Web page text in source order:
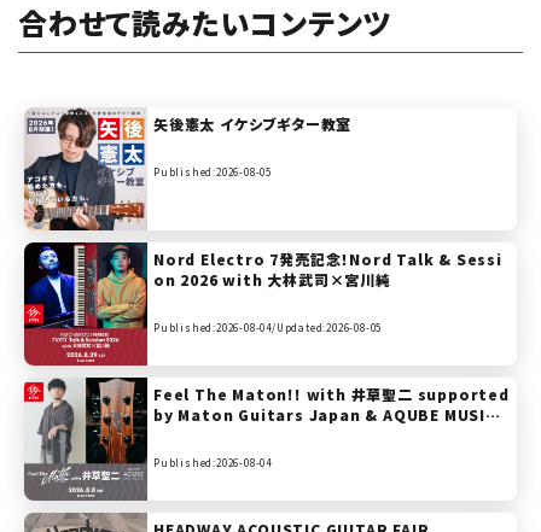
合わせて読みたいコンテンツ
矢後憲太 イケシブギター教室
Published:2026-08-05
Nord Electro 7発売記念！Nord Talk & Sessi
on 2026 with 大林武司×宮川純
Published:2026-08-04/Updated:2026-08-05
Feel The Maton!! with 井草聖二 supported
by Maton Guitars Japan & AQUBE MUSIC
Published:2026-08-04